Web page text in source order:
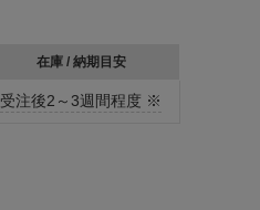
在庫 / 納期目安
受注後2～3週間程度 ※